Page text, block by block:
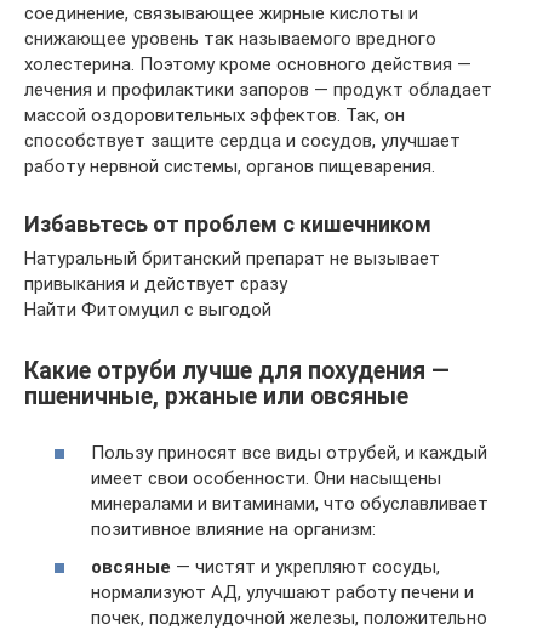
соединение, связывающее жирные кислоты и
снижающее уровень так называемого вредного
холестерина. Поэтому кроме основного действия —
лечения и профилактики запоров — продукт обладает
массой оздоровительных эффектов. Так, он
способствует защите сердца и сосудов, улучшает
работу нервной системы, органов пищеварения.
Избавьтесь от проблем с кишечником
Натуральный британский препарат не вызывает
привыкания и действует сразу
Найти Фитомуцил с выгодой
Какие отруби лучше для похудения —
пшеничные, ржаные или овсяные
Пользу приносят все виды отрубей, и каждый
имеет свои особенности. Они насыщены
минералами и витаминами, что обуславливает
позитивное влияние на организм:
овсяные — чистят и укрепляют сосуды,
нормализуют АД, улучшают работу печени и
почек, поджелудочной железы, положительно